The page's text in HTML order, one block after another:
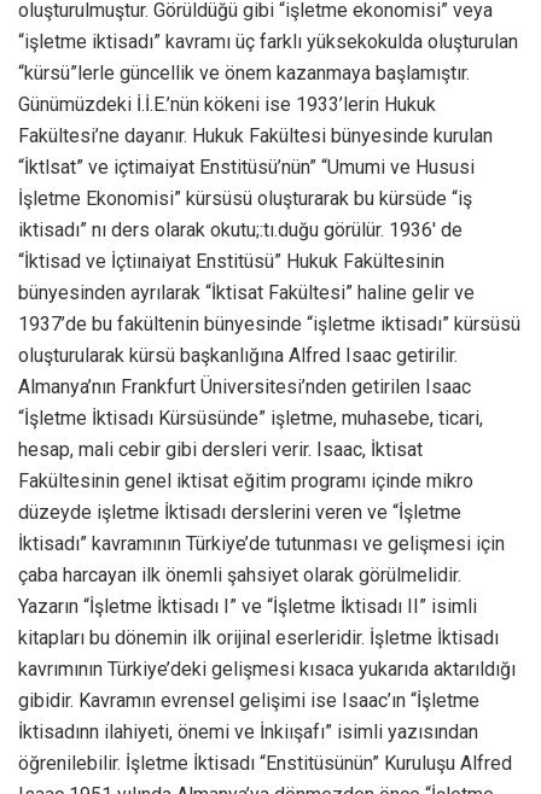
oluşturulmuştur. Görüldüğü gibi “işletme ekonomisi” veya
“işletme iktisadı” kavramı üç farklı yüksekokulda oluşturulan
“kürsü”lerle güncellik ve önem kazanmaya başlamıştır.
Günümüzdeki İ.İ.E.’nün kökeni ise 1933’lerin Hukuk
Fakültesi’ne dayanır. Hukuk Fakültesi bünyesinde kurulan
“İktlsat” ve içtimaiyat Enstitüsü’nün” “Umumi ve Hususi
İşletme Ekonomisi” kürsüsü oluşturarak bu kürsüde “iş
iktisadı” nı ders olarak okutu;:tı.duğu görülür. 1936′ de
“İktisad ve İçtiınaiyat Enstitüsü” Hukuk Fakültesinin
bünyesinden ayrılarak “İktisat Fakültesi” haline gelir ve
1937’de bu fakültenin bünyesinde “işletme iktisadı” kürsüsü
oluşturularak kürsü başkanlığına Alfred Isaac getirilir.
Almanya’nın Frankfurt Üniversitesi’nden getirilen Isaac
“İşletme İktisadı Kürsüsünde” işletme, muhasebe, ticari,
hesap, mali cebir gibi dersleri verir. Isaac, İktisat
Fakültesinin genel iktisat eğitim programı içinde mikro
düzeyde işletme İktisadı derslerini veren ve “İşletme
İktisadı” kavramının Türkiye’de tutunması ve gelişmesi için
çaba harcayan ilk önemli şahsiyet olarak görülmelidir.
Yazarın “İşletme İktisadı I” ve “İşletme İktisadı II” isimli
kitapları bu dönemin ilk orijinal eserleridir. İşletme İktisadı
kavrımının Türkiye’deki gelişmesi kısaca yukarıda aktarıldığı
gibidir. Kavramın evrensel gelişimi ise Isaac’ın “İşletme
İktisadınn ilahiyeti, önemi ve İnkiışafı” isimli yazısından
öğrenilebilir. İşletme İktisadı “Enstitüsünün” Kuruluşu Alfred